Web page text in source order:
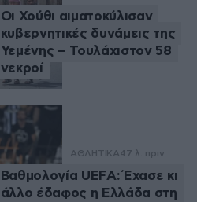
Οι Χούθι αιματοκύλισαν
κυβερνητικές δυνάμεις της
Υεμένης – Τουλάχιστον 58
νεκροί
ΑΘΛΗΤΙΚΑ47 λ. πριν
Βαθμολογία UEFA: Έχασε κι
άλλο έδαφος η Ελλάδα στη